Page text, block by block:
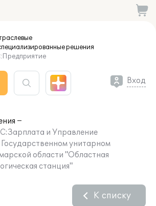
решения
Вход
и Управление
Государственном унитарном
области "Областная
станция"
К списку